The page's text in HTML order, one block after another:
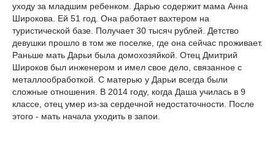
уходу за младшим ребенком. Дарью содержит мама Анна
Широкова. Ей 51 год. Она работает вахтером на
туристической базе. Получает 30 тысяч рублей. Детство
девушки прошло в том же поселке, где она сейчас проживает.
Раньше мать Дарьи была домохозяйкой. Отец Дмитрий
Широков был инженером и имел свое дело, связанное с
металлообработкой. С матерью у Дарьи всегда были
сложные отношения. В 2014 году, когда Даша училась в 9
классе, отец умер из-за сердечной недостаточности. После
этого - мать начала уходить в запои.